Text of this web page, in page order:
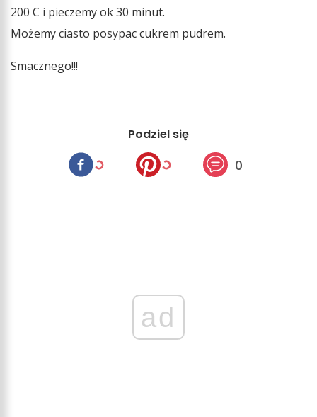
200 C i pieczemy ok 30 minut.
Możemy ciasto posypac cukrem pudrem.
Smacznego!!!
Podziel się
0
ad